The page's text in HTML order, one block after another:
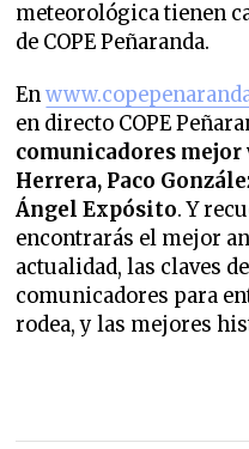
meteorológica tienen
de COPE Peñaranda.
En
en directo COPE
comunicadores mejor
Herrera, Paco
Ángel Expósito. Y
encontrarás el mejor
actualidad, las claves
comunicadores para
rodea, y las mejores